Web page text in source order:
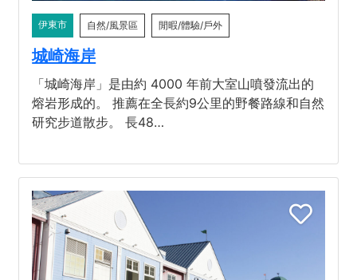
伊東市 自然/風景區 閒暇/體驗/戶外
城崎海岸
「城崎海岸」是由約 4000 年前大室山噴發流出的
熔岩形成的。 推薦在全長約9公里的野餐路線和自然
研究步道散步。 長48…